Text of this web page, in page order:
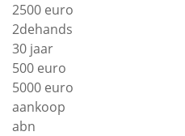
2500 euro
2dehands
30 jaar
500 euro
5000 euro
aankoop
abn